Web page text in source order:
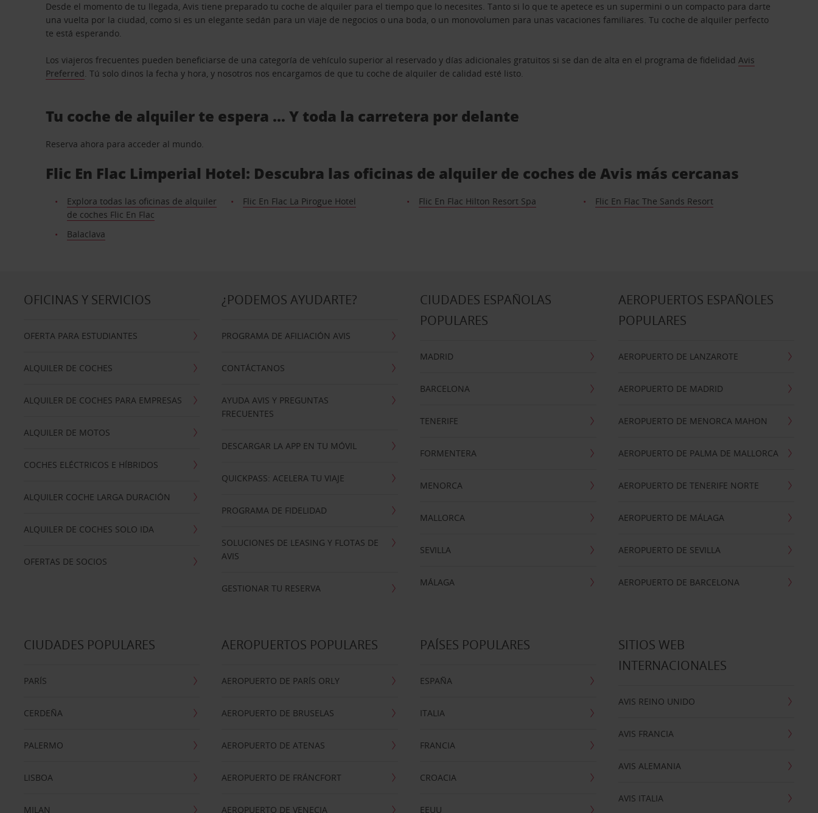
Desde el momento de tu llegada, Avis tiene preparado tu coche de alquiler para el tiempo que lo necesites. Tanto si lo que te apetece es un supermini o un compacto para darte
una vuelta por la ciudad, como si es un elegante sedán para un viaje de negocios o una boda, o un monovolumen para unas vacaciones familiares. Tu coche de alquiler perfecto
te está esperando.
Los viajeros frecuentes pueden beneficiarse de una categoría de vehículo superior al reservado y días adicionales gratuitos si se dan de alta en el programa de fidelidadAvis
Preferred. Tú solo dinos la fecha y hora, y nosotros nos encargamos de que tu coche de alquiler de calidad esté listo.
Tu coche de alquiler te espera … Y toda la carretera por delante
Reserva ahora para acceder al mundo.
Flic En Flac Limperial Hotel: Descubra las oficinas de alquiler de coches de Avis más cercanas
Explora todas las oficinas de alquiler
de coches Flic En Flac
Flic En Flac La Pirogue Hotel Flic En Flac Hilton Resort Spa Flic En Flac The Sands Resort
Balaclava
OFICINAS Y SERVICIOS
OFERTA PARA ESTUDIANTES
ALQUILER DE COCHES
ALQUILER DE COCHES PARA EMPRESAS
ALQUILER DE MOTOS
COCHES ELÉCTRICOS E HÍBRIDOS
ALQUILER COCHE LARGA DURACIÓN
ALQUILER DE COCHES SOLO IDA
OFERTAS DE SOCIOS
¿PODEMOS AYUDARTE?
PROGRAMA DE AFILIACIÓN AVIS
CONTÁCTANOS
AYUDA AVIS Y PREGUNTAS
FRECUENTES
DESCARGAR LA APP EN TU MÓVIL
QUICKPASS: ACELERA TU VIAJE
PROGRAMA DE FIDELIDAD
SOLUCIONES DE LEASING Y FLOTAS DE
AVIS
GESTIONAR TU RESERVA
CIUDADES ESPAÑOLAS
POPULARES
MADRID
BARCELONA
TENERIFE
FORMENTERA
MENORCA
MALLORCA
SEVILLA
MÁLAGA
AEROPUERTOS ESPAÑOLES
POPULARES
AEROPUERTO DE LANZAROTE
AEROPUERTO DE MADRID
AEROPUERTO DE MENORCA MAHON
AEROPUERTO DE PALMA DE MALLORCA
AEROPUERTO DE TENERIFE NORTE
AEROPUERTO DE MÁLAGA
AEROPUERTO DE SEVILLA
AEROPUERTO DE BARCELONA
CIUDADES POPULARES
PARÍS
CERDEÑA
PALERMO
LISBOA
MILAN
AEROPUERTOS POPULARES
AEROPUERTO DE PARÍS ORLY
AEROPUERTO DE BRUSELAS
AEROPUERTO DE ATENAS
AEROPUERTO DE FRÁNCFORT
AEROPUERTO DE VENECIA
PAÍSES POPULARES
ESPAÑA
ITALIA
FRANCIA
CROACIA
EEUU
SITIOS WEB
INTERNACIONALES
AVIS REINO UNIDO
AVIS FRANCIA
AVIS ALEMANIA
AVIS ITALIA